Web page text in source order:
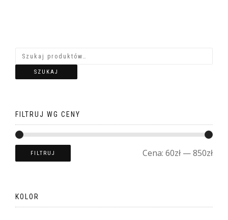
SZUKAJ
FILTRUJ WG CENY
FILTRUJ Cena: 60zł —850zł
KOLOR